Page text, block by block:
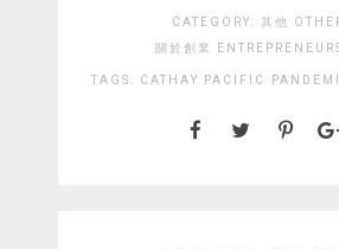
CATEGORY: 其他
關於創業
TAGS: CATHAY PACIFIC